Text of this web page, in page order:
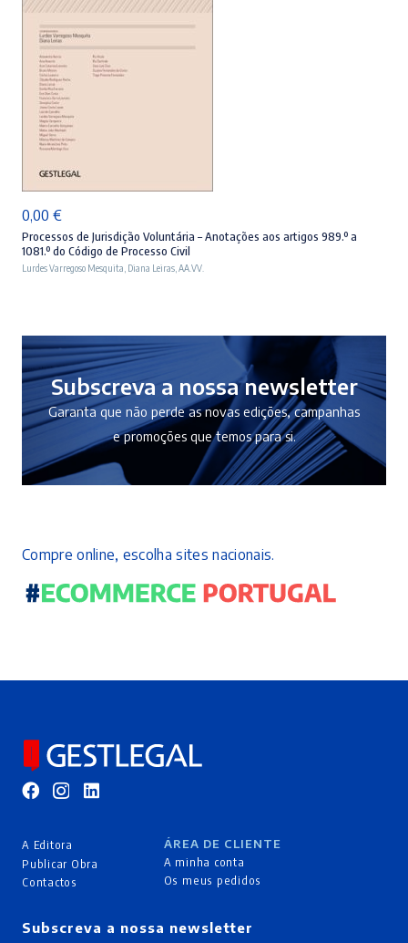
0,00 €
Processos de Jurisdição Voluntária – Anotações aos artigos 989.º a
1081.º do Código de Processo Civil
Lurdes Varregoso Mesquita Diana Leiras AA.VV.
Subscreva a nossa newsletter
Garanta que não perde as novas edições, campanhas
e promoções que temos para si.
Compre online, escolha sites nacionais.
A Editora
Publicar Obra
Contactos
ÁREA DE CLIENTE
A minha conta
Os meus pedidos
Subscreva a nossa newsletter